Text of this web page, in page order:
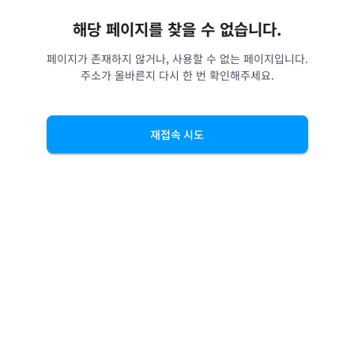
해당 페이지를 찾을 수 없습니다.
페이지가 존재하지 않거나, 사용할 수 없는 페이지입니다.
주소가 올바른지 다시 한 번 확인해주세요.
재접속 시도